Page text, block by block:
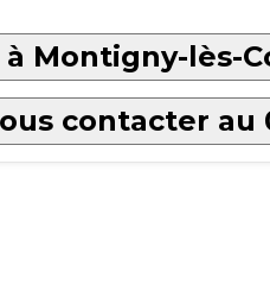
Montigny-lès-
contacter au